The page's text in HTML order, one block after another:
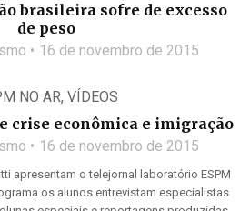
brasileira sofre de excesso
de peso
16 de novembro de 2015
NO AR, VÍDEOS
crise econômica e imigração
16 de novembro de 2015
apresentam o telejornal laboratório ESPM
os alunos entrevistam especialistas